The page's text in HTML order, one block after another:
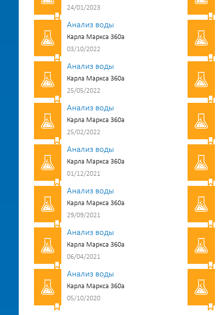
24/01/2023
Анализ воды
Карла Маркса 360а
03/10/2022
Анализ воды
Карла Маркса 360а
25/05/2022
Анализ воды
Карла Маркса 360а
25/02/2022
Анализ воды
Карла Маркса 360а
01/12/2021
Анализ воды
Карла Маркса 360а
29/09/2021
Анализ воды
Карла Маркса 360а
06/04/2021
Анализ воды
Карла Маркса 360а
05/10/2020